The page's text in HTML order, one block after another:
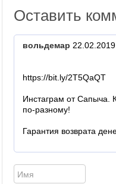
Оставить
вольдемар
https://bit.ly/2T5QaQT
Инстаграм от Сапыча.
по-разному!
Гарантия возврата